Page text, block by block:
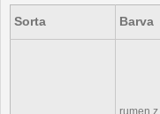
Sorta Barva
rumen z